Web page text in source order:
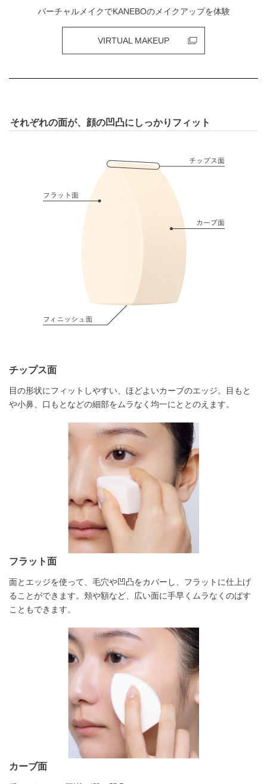
バーチャルメイクでKANEBOのメイクアップを体験
VIRTUAL MAKEUP
それぞれの面が、顔の凹凸にしっかりフィット
チップス面
目の形状にフィットしやすい、ほどよいカーブのエッジ。
目もと
や小鼻、口もとなどの細部をムラなく均一にととのえます。
フラット面
面とエッジを使って、毛穴や凹凸をカバーし、フラットに仕上げ
ることができます。頬や額など、広い面に手早くムラなくのばす
こともできます。
カーブ面